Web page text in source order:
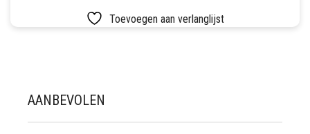
Toevoegen aan verlanglijst
AANBEVOLEN